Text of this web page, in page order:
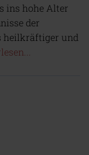
ins hohe Alter
der
heilkräftiger und